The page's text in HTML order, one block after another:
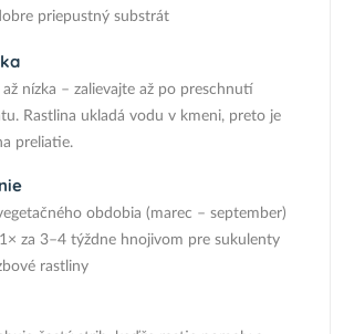
priepustný substrát
až nízka – zalievajte až po preschnutí
Rastlina ukladá vodu v kmeni, preto je
preliatie.
obdobia (marec – september)
za 3–4 týždne hnojivom pre sukulenty
rastliny